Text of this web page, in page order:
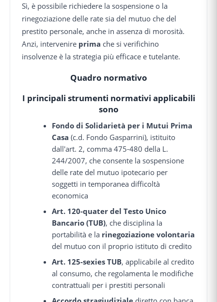
Sì, è possibile richiedere la sospensione o la
rinegoziazione delle rate sia del mutuo che del
prestito personale, anche in assenza di morosità.
Anzi, intervenire prima che si verifichino
insolvenze è la strategia più efficace e tutelante.
Quadro normativo
I principali strumenti normativi applicabili
sono
Fondo di Solidarietà per i Mutui Prima
Casa (c.d. Fondo Gasparrini), istituito
dall'art. 2, comma 475-480 della L.
244/2007, che consente la sospensione
delle rate del mutuo ipotecario per
soggetti in temporanea difficoltà
economica
Art. 120-quater del Testo Unico
Bancario (TUB), che disciplina la
portabilità e la rinegoziazione volontaria
del mutuo con il proprio istituto di credito
Art. 125-sexies TUB, applicabile al credito
al consumo, che regolamenta le modifiche
contrattuali per i prestiti personali